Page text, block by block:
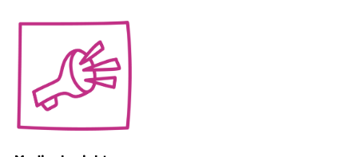
über
Jahresbericht